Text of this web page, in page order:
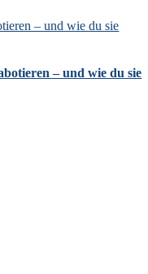
– und wie du sie
– und wie du sie